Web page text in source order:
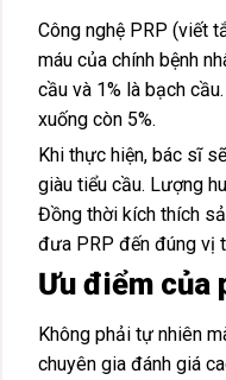
Công nghệ PRP (viết
máu của chính bệnh
cầu và 1% là bạch
xuống còn 5%.
Khi thực hiện, bác sĩ
giàu tiểu cầu. Lượng
Đồng thời kích thích
đưa PRP đến đúng vị
Ưu điểm của
Không phải tự nhiên
chuyên gia đánh giá